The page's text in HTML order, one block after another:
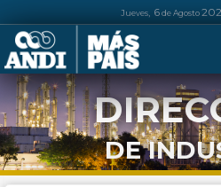
Jueves, 6deAgosto
DE